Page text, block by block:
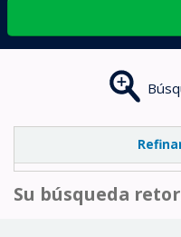
Su búsqueda